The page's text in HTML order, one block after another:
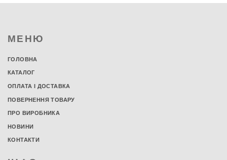
МЕНЮ
ГОЛОВНА
КАТАЛОГ
ОПЛАТА І ДОСТАВКА
ПОВЕРНЕННЯ ТОВАРУ
ПРО ВИРОБНИКА
НОВИНИ
КОНТАКТИ